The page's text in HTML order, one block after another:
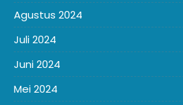
Agustus 2024
Juli 2024
Juni 2024
Mei 2024